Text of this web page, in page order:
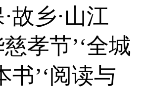
故乡·山江
慈孝节’‘全城
书’‘阅读与